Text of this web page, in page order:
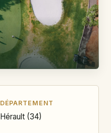
DÉPARTEMENT
Hérault (34)